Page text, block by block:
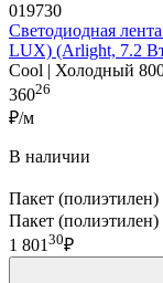
019730
Светодиодная
LUX) (Arlight, 7.2
Cool | Холодный
36026
₽/м
В наличии
Пакет
Пакет
1 801 30₽